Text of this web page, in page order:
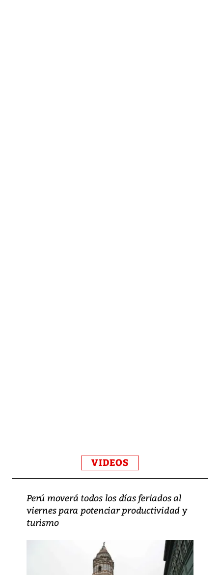
VIDEOS
Perú moverá todos los días feriados al
viernes para potenciar productividad y
turismo